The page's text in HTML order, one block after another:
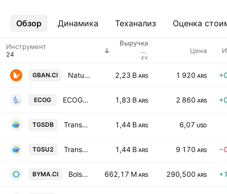
Обзор Динамика Теханализ Оценка
Ещё
Инструмент
Выручка
на
работника
FY
Цена
GBAN.CI Naturgy Ban SA Class B 2,23 B ARS 1 920 ARS
ECOG ECOGAS Inversiones S.A. Class D 1,83 B ARS 2 860 ARS
TGSDB Transportadora de Gas del Sur SA Class B 1,44 B ARS 6,07 USD
TGSU2 Transportadora de Gas del Sur SA Class B 1,44 B ARS 9 170 ARS
BYMA.CI Bolsas y Mercados Argentinos SA 662,17 M ARS 290,500 ARS